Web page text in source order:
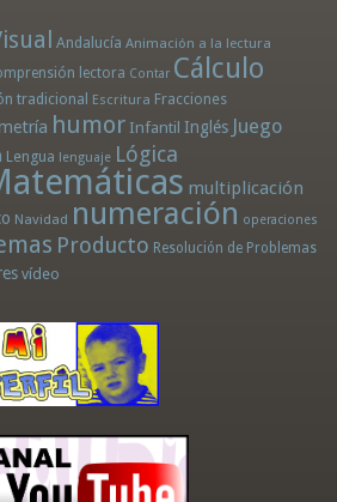
Andalucía Animación a la lectura
lectora Contar Cálculo
tradicional Escritura Fracciones
humor Infantil Inglés Juego
Lengua lenguaje Lógica
multiplicación
Navidad numeración operaciones
Producto Resolución de Problemas
vídeo